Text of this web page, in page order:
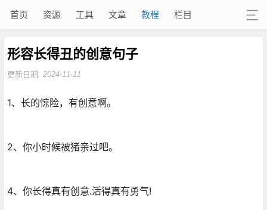
首页 资源 工具 文章 教程 栏目
形容长得丑的创意句子
更新日期: 2024-11-11
1、长的惊险，有创意啊。
2、你小时候被猪亲过吧。
4、你长得真有创意.活得真有勇气!